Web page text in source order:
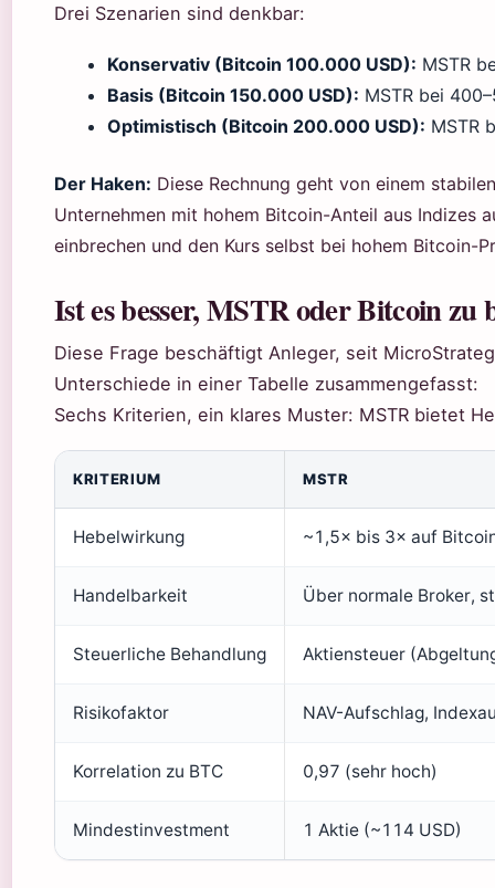
Drei Szenarien sind denkbar:
Konservativ (Bitcoin 100.000 USD): MSTR
Basis (Bitcoin 150.000 USD): MSTR bei
Optimistisch (Bitcoin 200.000 USD): MSTR
Der Haken: Diese Rechnung geht von einem
Unternehmen mit hohem Bitcoin-Anteil aus Indizes
einbrechen und den Kurs selbst bei hohem Bitcoin-
Ist es besser, MSTR oder Bitcoin zu
Diese Frage beschäftigt Anleger, seit
Unterschiede in einer Tabelle zusammengefasst:
Sechs Kriterien, ein klares Muster: MSTR bietet
KRITERIUM MSTR
Hebelwirkung ~1,5× bis 3× auf
Handelbarkeit Über normale Broker,
Steuerliche Behandlung Aktiensteuer
Risikofaktor NAV-Aufschlag,
Korrelation zu BTC 0,97 (sehr hoch)
Mindestinvestment 1 Aktie (~114 USD)